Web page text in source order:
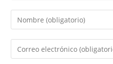
Introduce
tu
nombre
Introduce
tu